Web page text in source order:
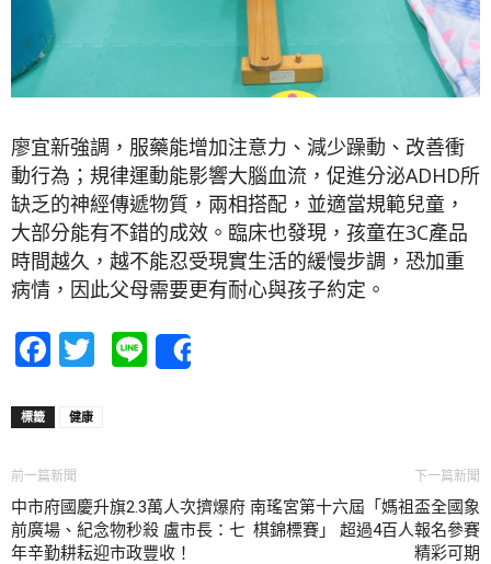
廖宜新強調，服藥能增加注意力、減少躁動、改善衝
動行為；規律運動能影響大腦血流，促進分泌ADHD所
缺乏的神經傳遞物質，兩相搭配，並適當規範兒童，
大部分能有不錯的成效。臨床也發現，孩童在3C產品
時間越久，越不能忍受現實生活的緩慢步調，恐加重
病情，因此父母需要更有耐心與孩子約定。
Facebook
Twitter
Line
標籤 健康
前一篇新聞
中市府國慶升旗2.3萬人次擠爆府
前廣場、紀念物秒殺 盧市長：七
年辛勤耕耘迎市政豐收！
下一篇新聞
南瑤宮第十六屆「媽祖盃全國象
棋錦標賽」 超過4百人報名參賽
精彩可期